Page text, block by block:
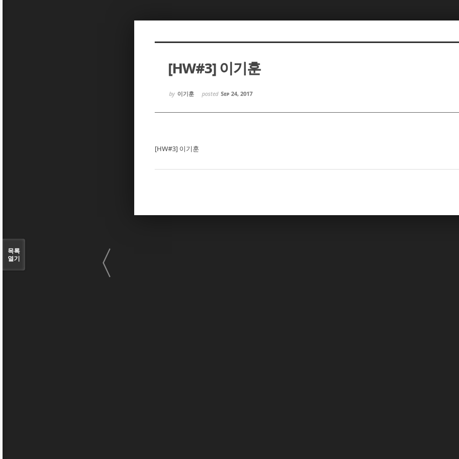
[HW#3] 이기훈
by 이기훈 posted Sep 24, 2017
[HW#3] 이기훈
〈
목록
열기
Sketchbook5, 스케치북5
Sketchbook5, 스케치북5
Sketchbook5, 스케치북5
Sketchbook5, 스케치북5